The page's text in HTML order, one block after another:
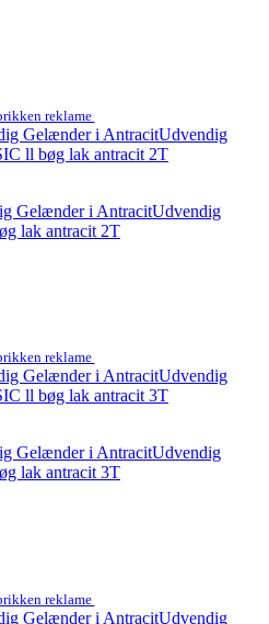
reklame
Gelænder i AntracitUdvendig
lak antracit 2T
reklame
Gelænder i AntracitUdvendig
lak antracit 3T
reklame